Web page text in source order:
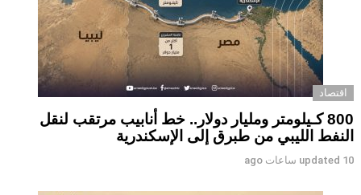
اقتصاد
800 كـيلومتر ومليار دولار.. خط أنابيب مرتقب لنقل
النفط الليبي من طبرق إلى الإسكندرية
updated 10 ساعات ago